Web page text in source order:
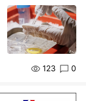
123 0